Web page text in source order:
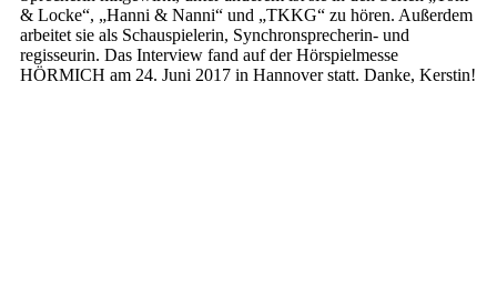
& Locke“, „Hanni & Nanni“ und „TKKG“ zu hören. Außerdem
arbeitet sie als Schauspielerin, Synchronsprecherin- und
regisseurin. Das Interview fand auf der Hörspielmesse
HÖRMICH am 24. Juni 2017 in Hannover statt. Danke, Kerstin!